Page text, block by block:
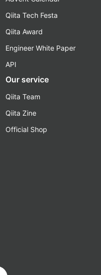
Qiita Tech Festa
Qiita Award
Engineer White Paper
API
Our service
Qiita Team
Qiita Zine
Official Shop